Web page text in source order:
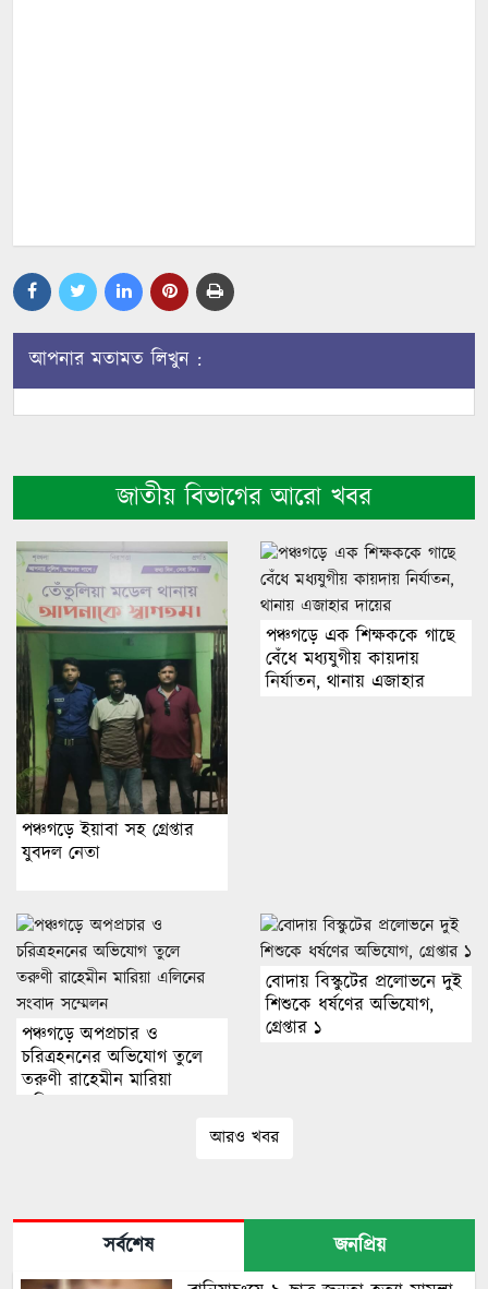
আপনার মতামত লিখুন :
জাতীয় বিভাগের আরো খবর
পঞ্চগড়ে ইয়াবা সহ গ্রেপ্তার
যুবদল নেতা
পঞ্চগড়ে এক শিক্ষককে গাছে
বেঁধে মধ্যযুগীয় কায়দায়
নির্যাতন, থানায় এজাহার
পঞ্চগড়ে অপপ্রচার ও
চরিত্রহননের অভিযোগ তুলে
তরুণী রাহেমীন মারিয়া
বোদায় বিস্কুটের প্রলোভনে দুই
শিশুকে ধর্ষণের অভিযোগ,
গ্রেপ্তার ১
আরও খবর
সর্বশেষ
জনপ্রিয়